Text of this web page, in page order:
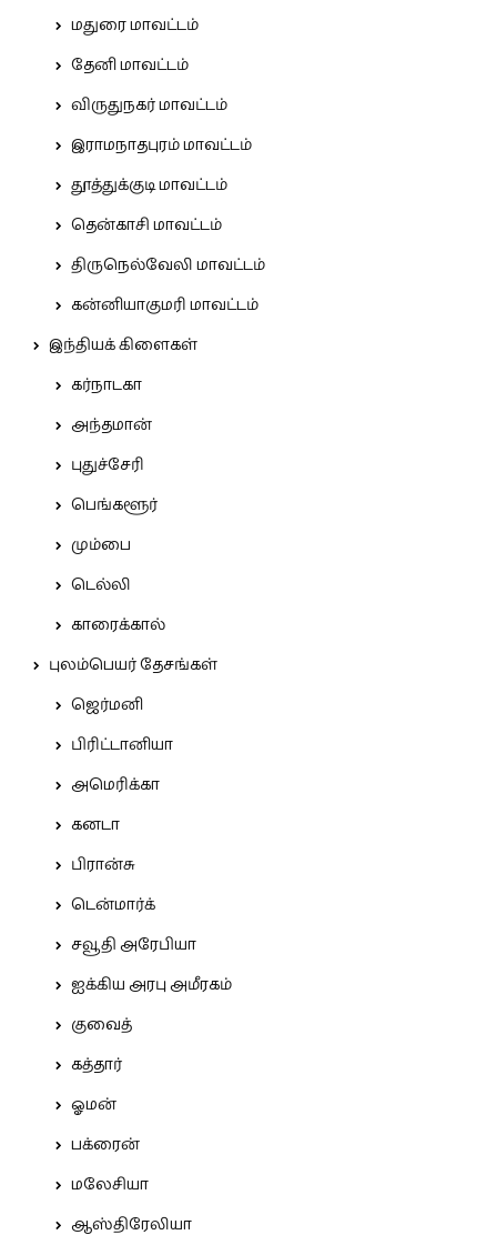
மதுரை மாவட்டம்
தேனி மாவட்டம்
விருதுநகர் மாவட்டம்
இராமநாதபுரம் மாவட்டம்
தூத்துக்குடி மாவட்டம்
தென்காசி மாவட்டம்
திருநெல்வேலி மாவட்டம்
கன்னியாகுமரி மாவட்டம்
இந்தியக் கிளைகள்
கர்நாடகா
அந்தமான்
புதுச்சேரி
பெங்களூர்
மும்பை
டெல்லி
காரைக்கால்
புலம்பெயர் தேசங்கள்
ஜெர்மனி
பிரிட்டானியா
அமெரிக்கா
கனடா
பிரான்சு
டென்மார்க்
சவூதி அரேபியா
ஐக்கிய அரபு அமீரகம்
குவைத்
கத்தார்
ஓமன்
பக்ரைன்
மலேசியா
ஆஸ்திரேலியா